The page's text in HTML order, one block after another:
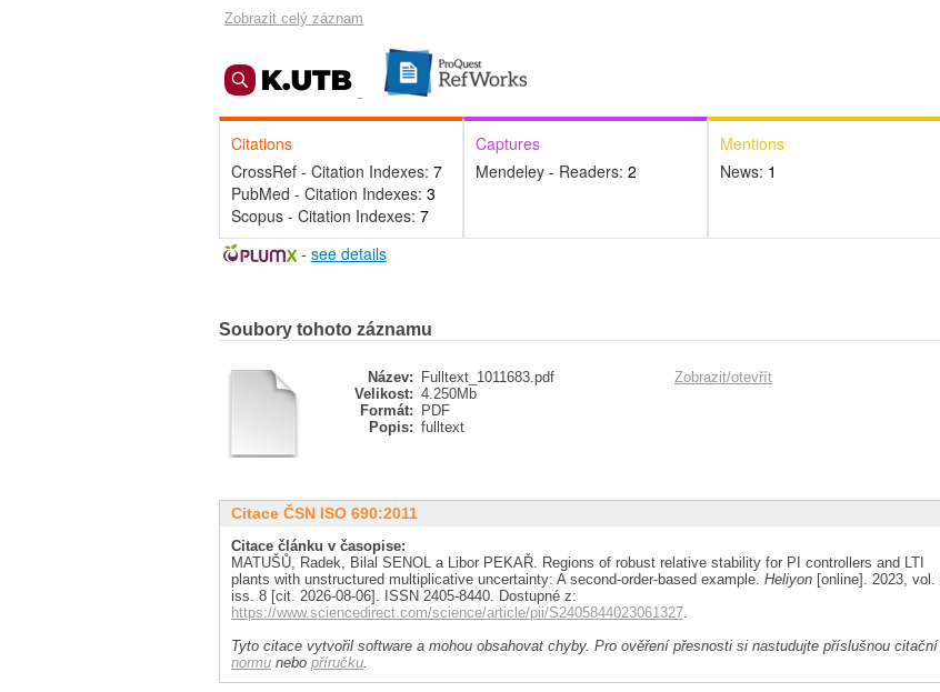
Zobrazit celý záznam
Citations
CrossRef - Citation Indexes: 7
PubMed - Citation Indexes: 3
Scopus - Citation Indexes: 7
Captures
Mendeley - Readers: 2
Mentions
News: 1
- see details
Soubory tohoto záznamu
Název:
Fulltext_1011683.pdf
Velikost: 4.250Mb
Formát:
PDF
Popis: fulltext
Zobrazit/otevřít
Citace ČSN ISO 690:2011
Citace článku v časopise:
MATUŠŮ, Radek, Bilal SENOL a Libor PEKAŘ. Regions of robust relative stability for PI controllers and LTI
plants with unstructured multiplicative uncertainty: A second-order-based example. Heliyon [online]. 2023, vol.
iss. 8 [cit. 2026-08-06]. ISSN 2405-8440. Dostupné z:
https://www.sciencedirect.com/science/article/pii/S2405844023061327.
Tyto citace vytvořil software a mohou obsahovat chyby. Pro ověření přesnosti si nastudujte příslušnou citační
normu nebo příručku.